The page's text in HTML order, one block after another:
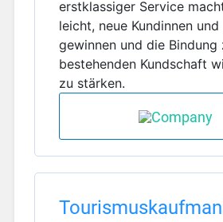
erstklassiger Service
leicht, neue Kundinnen und
gewinnen und die Bindung
bestehenden Kundschaft
zu stärken.